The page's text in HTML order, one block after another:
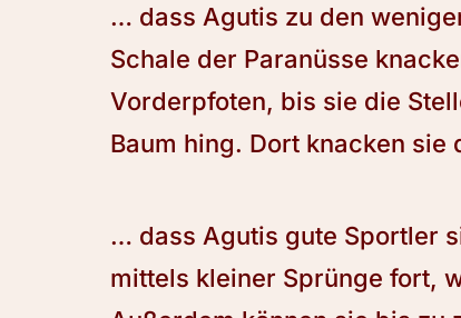
… dass Agutis zu den
Schale der Paranüsse
Vorderpfoten, bis sie die
Baum hing. Dort knacken sie
… dass Agutis gute Sportler
mittels kleiner Sprünge fort,